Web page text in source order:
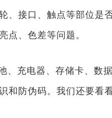
、接口、触点等部位是
点、色差等问题。
、充电器、存储卡、数
和防伪码。我们还要看